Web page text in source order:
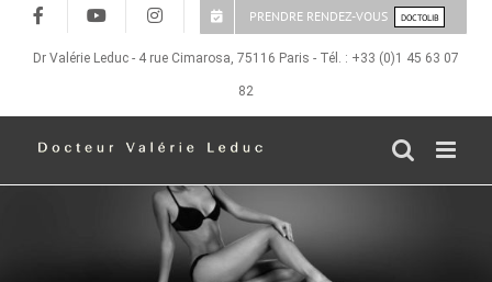
Passer
contenu
PRENDRE RENDEZ-VOUS DOCTOLIB
Dr Valérie Leduc - 4 rue Cimarosa, 75116 Paris - Tél. : +33 (0)1 45 63 07
82